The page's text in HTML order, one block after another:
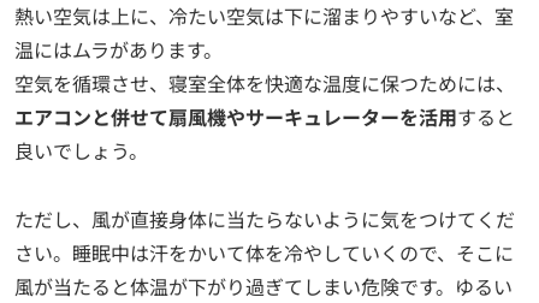
熱い空気は上に、冷たい空気は下に溜まりやすいなど、室
温にはムラがあります。
空気を循環させ、寝室全体を快適な温度に保つためには、
エアコンと併せて扇風機やサーキュレーターを活用すると
良いでしょう。
ただし、風が直接身体に当たらないように気をつけてくだ
さい。睡眠中は汗をかいて体を冷やしていくので、そこに
風が当たると体温が下がり過ぎてしまい危険です。ゆるい